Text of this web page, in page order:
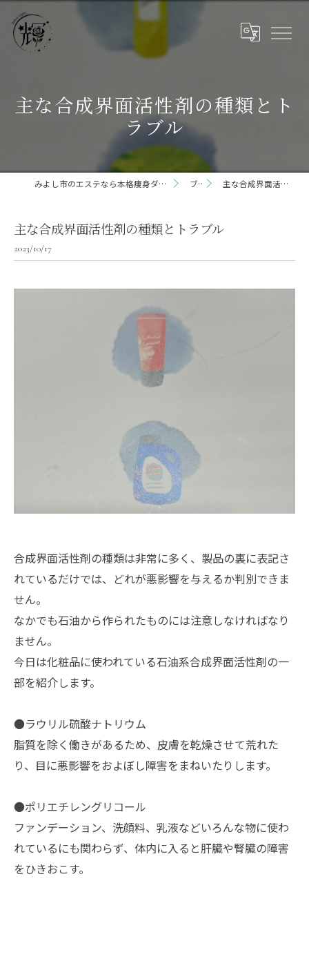
主な合成界面活性剤の種類とト
ラブル
みよし市のエステなら本格痩身ダイエット専門サロン輝 らいと 三好店 ブログ 主な合成界面活性剤の種類とトラブル
主な合成界面活性剤の種類とトラブル
2023/10/17
合成界面活性剤の種類は非常に多く、製品の裏に表記さ
れているだけでは、どれが悪影響を与えるか判別できま
せん。
なかでも石油から作られたものには注意しなければなり
ません。
今日は化粧品に使われている石油系合成界面活性剤の一
部を紹介します。
●ラウリル硫酸ナトリウム
脂質を除く働きがあるため、皮膚を乾燥させて荒れた
り、目に悪影響をおよぼし障害をまねいたりします。
●ポリエチレングリコール
ファンデーション、洗顔料、乳液などいろんな物に使わ
れているにも関わらず、体内に入ると肝臓や腎臓の障害
をひきおこす。